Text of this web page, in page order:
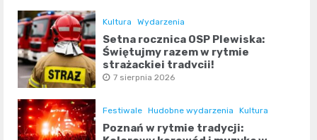
Kultura Wydarzenia
Setna rocznica OSP Plewiska:
Świętujmy razem w rytmie
strażackiej tradycji!
7 sierpnia 2026
Festiwale Hudobne wydarzenia Kultura
Poznań w rytmie tradycji: